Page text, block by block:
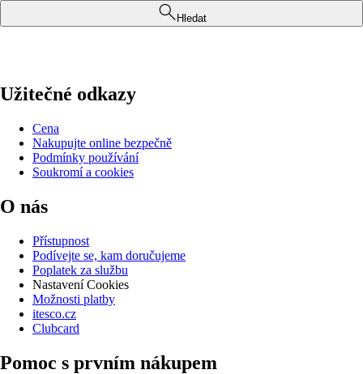
Hledat
Užitečné odkazy
Cena
Nakupujte online bezpečně
Podmínky používání
Soukromí a cookies
O nás
Přístupnost
Podívejte se, kam doručujeme
Poplatek za službu
Nastavení Cookies
Možnosti platby
itesco.cz
Clubcard
Pomoc s prvním nákupem